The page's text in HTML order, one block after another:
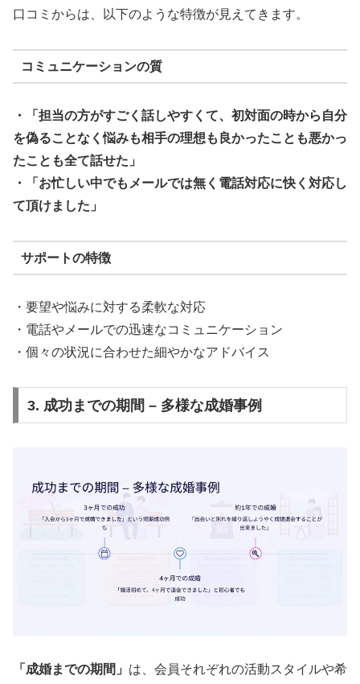
口コミからは、以下のような特徴が見えてきます。
コミュニケーションの質
・「担当の方がすごく話しやすくて、初対面の時から自分
を偽ることなく悩みも相手の理想も良かったことも悪かっ
たことも全て話せた」
・「お忙しい中でもメールでは無く電話対応に快く対応し
て頂けました」
サポートの特徴
・要望や悩みに対する柔軟な対応
・電話やメールでの迅速なコミュニケーション
・個々の状況に合わせた細やかなアドバイス
3. 成功までの期間 – 多様な成婚事例
「成婚までの期間」 は、会員それぞれの活動スタイルや希